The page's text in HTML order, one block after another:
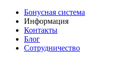
Бонусная система
Информация
Контакты
Блог
Сотрудничество